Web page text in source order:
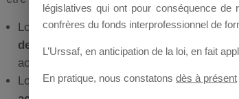
Lorsque le Chef d’entreprise a
demande de prise en charge
action de formation,
Lorsque cette demande de financement
législatives qui ont pour conséquence
confrères du fonds interprofessionnel de
L’Urssaf, en anticipation de la loi, en fait
En pratique, nous constatons dès à présent